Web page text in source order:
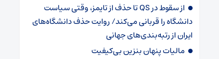
از سقوط در QS تا حذف از تایمز، وقتی سیاست
دانشگاه را قربانی می‌کند/ روایت حذف دانشگاه‌های
ایران از رتبه‌بندی‌های جهانی
مالیات پنهان بنزین بی‌کیفیت